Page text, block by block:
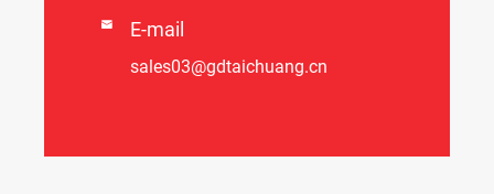
 E-mail
sales03@gdtaichuang.cn